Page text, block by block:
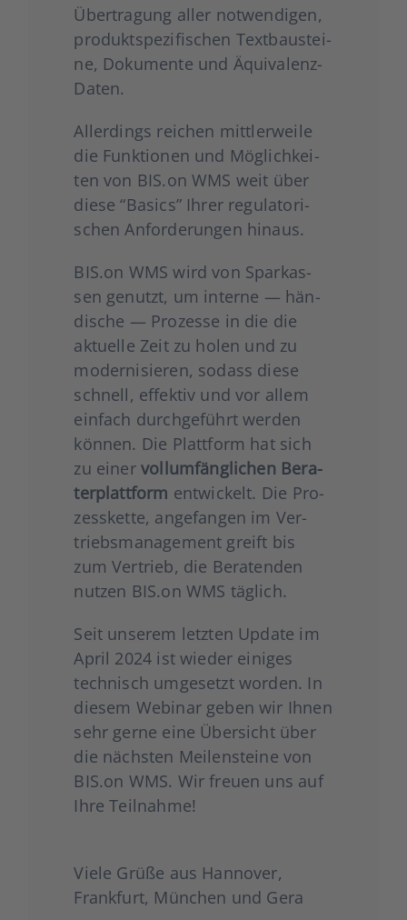
Über­tra­gung aller not­wen­di­gen,
pro­dukt­spe­zi­fi­schen Text­bau­stei­
ne, Doku­men­te und Äqui­va­lenz-
Daten.
Aller­dings rei­chen mitt­ler­wei­le
die Funk­tio­nen und Mög­lich­kei­
ten von BIS.on WMS weit über
die­se “Basics” Ihrer regu­la­to­ri­
schen Anfor­de­run­gen hin­aus.
BIS.on WMS wird von Spar­kas­
sen genutzt, um inter­ne — hän­
di­sche — Pro­zes­se in die die
aktu­el­le Zeit zu holen und zu
moder­ni­sie­ren, sodass die­se
schnell, effek­tiv und vor allem
ein­fach durch­ge­führt wer­den
kön­nen. Die Platt­form hat sich
zu einer voll­um­fäng­li­chen Bera­
ter­platt­form ent­wi­ckelt. Die Pro­
zess­ket­te, ange­fan­gen im Ver­
triebs­ma­nage­ment greift bis
zum Ver­trieb, die Bera­ten­den
nut­zen BIS.on WMS täg­lich.
Seit unse­rem letz­ten Update im
April 2024 ist wie­der eini­ges
tech­nisch umge­setzt wor­den. In
die­sem Web­i­nar geben wir Ihnen
sehr ger­ne eine Über­sicht über
die nächs­ten Mei­len­stei­ne von
BIS.on WMS. Wir freu­en uns auf
Ihre Teil­nah­me!
Vie­le Grü­ße aus Han­no­ver,
Frank­furt, Mün­chen und Gera